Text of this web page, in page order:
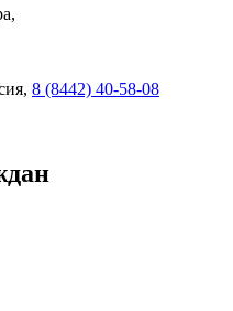
8 (8442) 40-58-08